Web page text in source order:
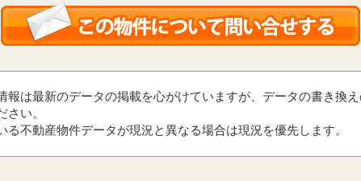
は最新のデータの掲載を心がけていますが、データの書き換
さい。
不動産物件データが現況と異なる場合は現況を優先します。